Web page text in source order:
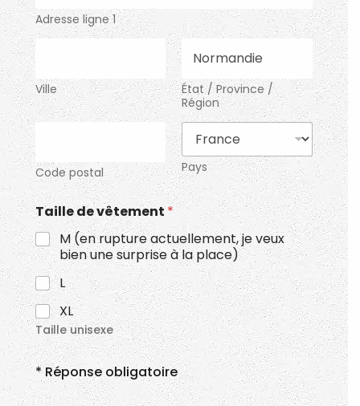
Adresse ligne 1
Ville
État / Province /
Région
Code postal Pays
Taille de vêtement *
M (en rupture actuellement, je veux
bien une surprise à la place)
L
XL
Taille unisexe
* Réponse obligatoire